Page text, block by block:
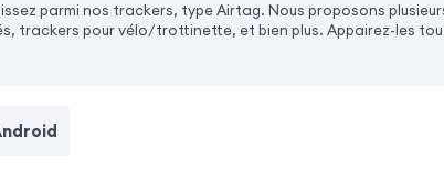
parmi nos trackers, type Airtag. Nous proposons
trackers pour vélo/trottinette, et bien plus. Appairez-les